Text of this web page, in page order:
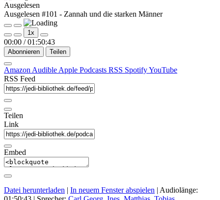
Ausgelesen
Ausgelesen #101 - Zannah und die starken Männer
Play
Episode
Pause
Episode
1x
00:00 / 01:50:43
Abonnieren Teilen
Amazon Audible Apple Podcasts RSS SpotifyYouTube
RSS Feed
Teilen
Link
Embed
Datei herunterladen | In neuem Fenster abspielen | Audiolänge: